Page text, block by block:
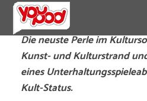
Die neuste Perle im
Kunst- und Kulturstrand
eines
Kult-Status.